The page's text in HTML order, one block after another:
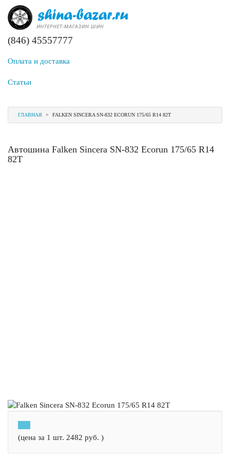
(846) 45557777
Оплата и доставка
Статьи
ГЛАВНАЯ > FALKEN SINCERA SN-832 ECORUN 175/65 R14 82T
Автошина Falken Sincera SN-832 Ecorun 175/65 R14
82T
(цена за 1 шт. 2482 руб. )